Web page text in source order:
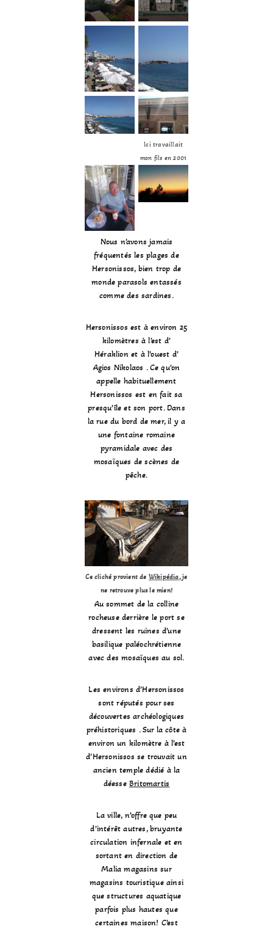
Ici travaillait
mon fils en 2001
Nous n’avons jamais
fréquentés les plages de
Hersonissos, bien trop de
monde parasols entassés
comme des sardines.
Hersonissos est à environ 25
kilomètres à l’est d’
Héraklion et à l’ouest d’
Agios Nikolaos . Ce qu’on
appelle habituellement
Hersonissos est en fait sa
presqu’île et son port. Dans
la rue du bord de mer, il y a
une fontaine romaine
pyramidale avec des
mosaïques de scènes de
pêche.
Ce cliché provient de Wikipédia, je
ne retrouve plus le mien!
Au sommet de la colline
rocheuse derrière le port se
dressent les ruines d’une
basilique paléochrétienne
avec des mosaïques au sol.
Les environs d’Hersonissos
sont réputés pour ses
découvertes archéologiques
préhistoriques . Sur la côte à
environ un kilomètre à l’est
d’Hersonissos se trouvait un
ancien temple dédié à la
déesseBritomartis
La ville, n’offre que peu
d’intérêt autres, bruyante
circulation infernale et en
sortant en direction de
Malia magasins sur
magasins touristique ainsi
que structures aquatique
parfois plus hautes que
certaines maison! C’est